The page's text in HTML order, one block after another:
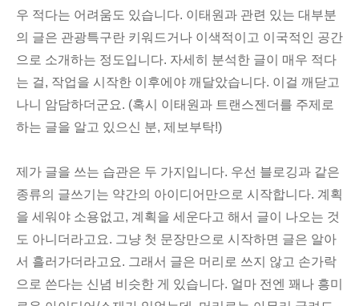
우 적다는 어려움도 있습니다. 이태원과 관련 있는 대부분
의 글은 관광특구란 키워드거나 이색적이고 이국적인 공간
으로 소개하는 정도입니다. 자세히 분석한 글이 매우 적다
는 걸, 작업을 시작한 이후에야 깨달았습니다. 이걸 깨닫고
나니 암담하더군요. (혹시 이태원과 트랜스젠더를 주제로
하는 글을 알고 있으신 분, 제보부탁!)
제가 글을 쓰는 습관은 두 가지입니다. 우선 블로깅과 같은
종류의 글쓰기는 약간의 아이디어만으로 시작합니다. 계획
을 세워야 소용없고, 계획을 세운다고 해서 글이 나오는 것
도 아니더라고요. 그냥 첫 문장만으로 시작하면 글은 알아
서 흘러가더라고요. 그래서 글은 머리로 쓰지 않고 손가락
으로 쓴다는 신념 비슷한 게 있습니다. 얼마 전엔 꽤나 흥미